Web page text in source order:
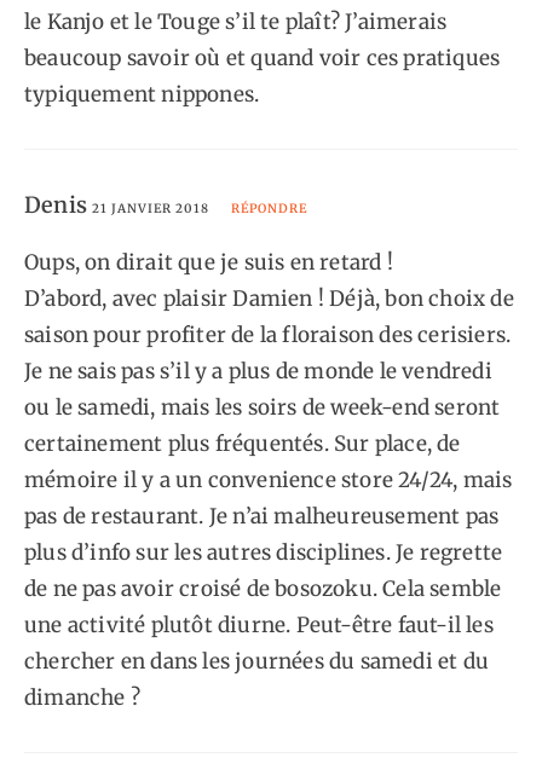
le Kanjo et le Touge s’il te plaît? J’aimerais
beaucoup savoir où et quand voir ces pratiques
typiquement nippones.
Denis21 JANVIER 2018 RÉPONDRE
Oups, on dirait que je suis en retard !
D’abord, avec plaisir Damien ! Déjà, bon choix de
saison pour profiter de la floraison des cerisiers.
Je ne sais pas s’il y a plus de monde le vendredi
ou le samedi, mais les soirs de week-end seront
certainement plus fréquentés. Sur place, de
mémoire il y a un convenience store 24/24, mais
pas de restaurant. Je n’ai malheureusement pas
plus d’info sur les autres disciplines. Je regrette
de ne pas avoir croisé de bosozoku. Cela semble
une activité plutôt diurne. Peut-être faut-il les
chercher en dans les journées du samedi et du
dimanche ?